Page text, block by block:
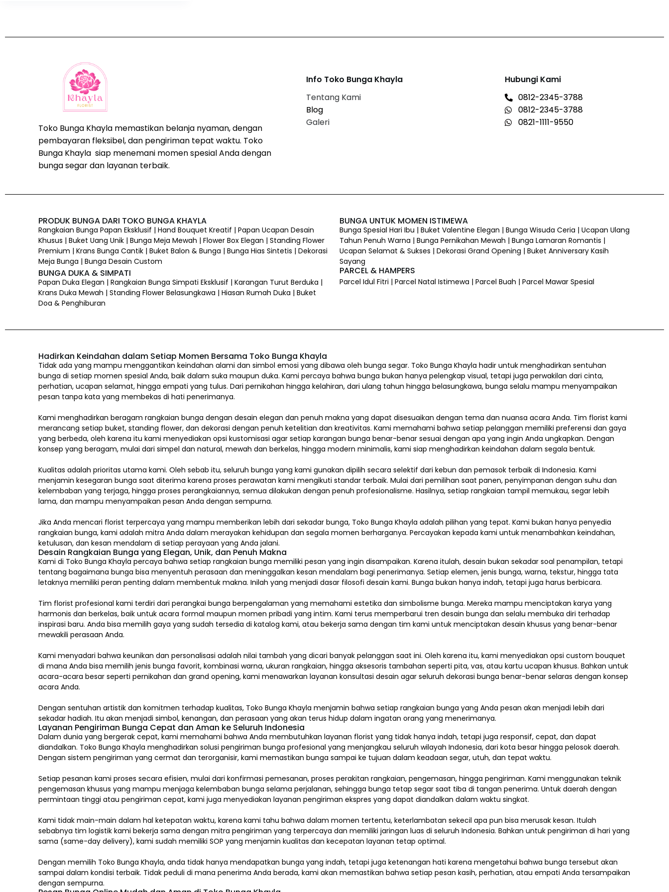
Toko Bunga Khayla memastikan belanja nyaman, dengan
pembayaran fleksibel, dan pengiriman tepat waktu. Toko
Bunga Khayla siap menemani momen spesial Anda dengan
bunga segar dan layanan terbaik.
Info Toko Bunga Khayla
Tentang Kami
Blog
Galeri
Hubungi Kami
0812-2345-3788
0812-2345-3788
0821-1111-9550
PRODUK BUNGA DARI TOKO BUNGA KHAYLA
Rangkaian Bunga Papan Eksklusif | Hand Bouquet Kreatif | Papan Ucapan Desain
Khusus | Buket Uang Unik | Bunga Meja Mewah | Flower Box Elegan | Standing Flower
Premium | Krans Bunga Cantik | Buket Balon & Bunga | Bunga Hias Sintetis | Dekorasi
Meja Bunga | Bunga Desain Custom
BUNGA DUKA & SIMPATI
Papan Duka Elegan | Rangkaian Bunga Simpati Eksklusif | Karangan Turut Berduka |
Krans Duka Mewah | Standing Flower Belasungkawa | Hiasan Rumah Duka | Buket
Doa & Penghiburan
BUNGA UNTUK MOMEN ISTIMEWA
Bunga Spesial Hari Ibu | Buket Valentine Elegan | Bunga Wisuda Ceria | Ucapan Ulang
Tahun Penuh Warna | Bunga Pernikahan Mewah | Bunga Lamaran Romantis |
Ucapan Selamat & Sukses | Dekorasi Grand Opening | Buket Anniversary Kasih
Sayang
PARCEL & HAMPERS
Parcel Idul Fitri | Parcel Natal Istimewa | Parcel Buah | Parcel Mawar Spesial
Hadirkan Keindahan dalam Setiap Momen Bersama Toko Bunga Khayla
Tidak ada yang mampu menggantikan keindahan alami dan simbol emosi yang dibawa oleh bunga segar. Toko Bunga Khayla hadir untuk menghadirkan sentuhan
bunga di setiap momen spesial Anda, baik dalam suka maupun duka. Kami percaya bahwa bunga bukan hanya pelengkap visual, tetapi juga perwakilan dari cinta,
perhatian, ucapan selamat, hingga empati yang tulus. Dari pernikahan hingga kelahiran, dari ulang tahun hingga belasungkawa, bunga selalu mampu menyampaikan
pesan tanpa kata yang membekas di hati penerimanya.
Kami menghadirkan beragam rangkaian bunga dengan desain elegan dan penuh makna yang dapat disesuaikan dengan tema dan nuansa acara Anda. Tim florist kami
merancang setiap buket, standing flower, dan dekorasi dengan penuh ketelitian dan kreativitas. Kami memahami bahwa setiap pelanggan memiliki preferensi dan gaya
yang berbeda, oleh karena itu kami menyediakan opsi kustomisasi agar setiap karangan bunga benar-benar sesuai dengan apa yang ingin Anda ungkapkan. Dengan
konsep yang beragam, mulai dari simpel dan natural, mewah dan berkelas, hingga modern minimalis, kami siap menghadirkan keindahan dalam segala bentuk.
Kualitas adalah prioritas utama kami. Oleh sebab itu, seluruh bunga yang kami gunakan dipilih secara selektif dari kebun dan pemasok terbaik di Indonesia. Kami
menjamin kesegaran bunga saat diterima karena proses perawatan kami mengikuti standar terbaik. Mulai dari pemilihan saat panen, penyimpanan dengan suhu dan
kelembaban yang terjaga, hingga proses perangkaiannya, semua dilakukan dengan penuh profesionalisme. Hasilnya, setiap rangkaian tampil memukau, segar lebih
lama, dan mampu menyampaikan pesan Anda dengan sempurna.
Jika Anda mencari florist terpercaya yang mampu memberikan lebih dari sekadar bunga, Toko Bunga Khayla adalah pilihan yang tepat. Kami bukan hanya penyedia
rangkaian bunga, kami adalah mitra Anda dalam merayakan kehidupan dan segala momen berharganya. Percayakan kepada kami untuk menambahkan keindahan,
ketulusan, dan kesan mendalam di setiap perayaan yang Anda jalani.
Desain Rangkaian Bunga yang Elegan, Unik, dan Penuh Makna
Kami di Toko Bunga Khayla percaya bahwa setiap rangkaian bunga memiliki pesan yang ingin disampaikan. Karena itulah, desain bukan sekadar soal penampilan, tetapi
tentang bagaimana bunga bisa menyentuh perasaan dan meninggalkan kesan mendalam bagi penerimanya. Setiap elemen,jenis bunga, warna, tekstur, hingga tata
letaknya memiliki peran penting dalam membentuk makna. Inilah yang menjadi dasar filosofi desain kami. Bunga bukan hanya indah, tetapi juga harus berbicara.
Tim florist profesional kami terdiri dari perangkai bunga berpengalaman yang memahami estetika dan simbolisme bunga. Mereka mampu menciptakan karya yang
harmonis dan berkelas, baik untuk acara formal maupun momen pribadi yang intim. Kami terus memperbarui tren desain bunga dan selalu membuka diri terhadap
inspirasi baru. Anda bisa memilih gaya yang sudah tersedia di katalog kami, atau bekerja sama dengan tim kami untuk menciptakan desain khusus yang benar-benar
mewakili perasaan Anda.
Kami menyadari bahwa keunikan danpersonalisasi adalah nilai tambah yang dicari banyak pelanggan saat ini. Oleh karena itu, kami menyediakan opsi custom bouquet
di mana Anda bisa memilih jenis bunga favorit, kombinasi warna, ukuran rangkaian, hingga aksesoris tambahan seperti pita, vas, atau kartu ucapan khusus. Bahkan untuk
acara-acara besar seperti pernikahan dan grand opening, kami menawarkan layanan konsultasi desain agar seluruh dekorasi bunga benar-benar selaras dengan konsep
acara Anda.
Dengan sentuhan artistik dan komitmen terhadap kualitas, Toko Bunga Khayla menjamin bahwa setiap rangkaian bunga yang Anda pesan akan menjadi lebih dari
sekadar hadiah. Itu akan menjadi simbol, kenangan, dan perasaan yang akan terus hidup dalam ingatan orang yang menerimanya.
Layanan Pengiriman Bunga Cepat dan Aman ke Seluruh Indonesia
Dalam dunia yang bergerak cepat, kami memahami bahwa Anda membutuhkan layanan florist yang tidak hanya indah, tetapi juga responsif, cepat, dan dapat
diandalkan. Toko Bunga Khayla menghadirkan solusi pengiriman bunga profesional yang menjangkau seluruh wilayah Indonesia, dari kota besar hingga pelosok daerah.
Dengan sistem pengiriman yang cermat dan terorganisir, kami memastikan bunga sampai ke tujuan dalam keadaan segar, utuh, dan tepat waktu.
Setiap pesanan kami proses secara efisien, mulai dari konfirmasi pemesanan, proses perakitan rangkaian, pengemasan, hingga pengiriman. Kami menggunakan teknik
pengemasan khusus yang mampu menjaga kelembaban bunga selama perjalanan, sehingga bunga tetap segar saat tiba di tangan penerima. Untuk daerah dengan
permintaan tinggi atau pengiriman cepat, kami juga menyediakan layanan pengiriman ekspres yang dapat diandalkan dalam waktu singkat.
Kami tidak main-main dalam hal ketepatan waktu, karena kami tahu bahwa dalam momen tertentu, keterlambatan sekecil apa pun bisa merusak kesan. Itulah
sebabnya tim logistik kami bekerja sama dengan mitra pengiriman yang terpercaya dan memiliki jaringan luas di seluruh Indonesia. Bahkan untuk pengiriman di hari yang
sama (same-day delivery), kami sudah memiliki SOP yang menjamin kualitas dan kecepatan layanan tetap optimal.
Dengan memilih Toko Bunga Khayla, anda tidak hanya mendapatkan bunga yang indah, tetapi juga ketenangan hati karena mengetahui bahwa bunga tersebut akan
sampai dalam kondisi terbaik. Tidak peduli di mana penerima Anda berada, kami akan memastikan bahwa setiap pesan kasih, perhatian, atau empati Anda tersampaikan
dengan sempurna.